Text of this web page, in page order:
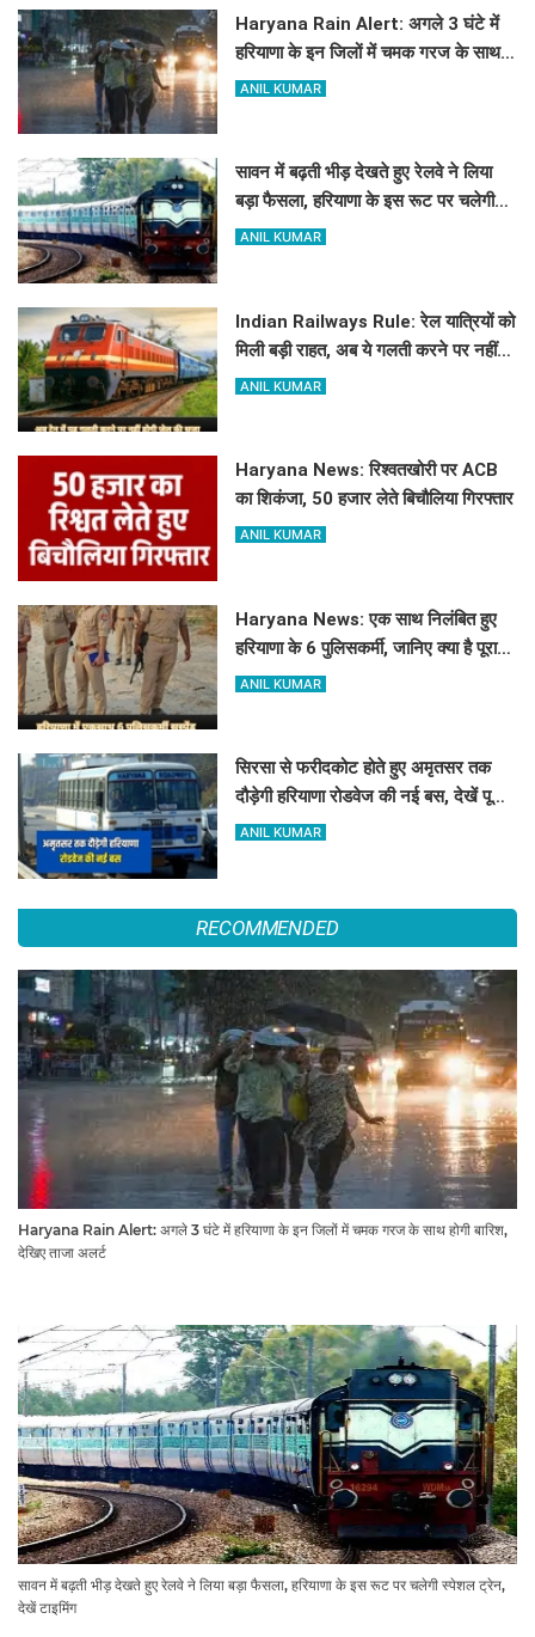
Haryana Rain Alert: अगले 3 घंटे में
हरियाणा के इन जिलों में चमक गरज के साथ
होगी बारिश, देखिए ताजा अलर्ट
ANIL KUMAR
सावन में बढ़ती भीड़ देखते हुए रेलवे ने लिया
बड़ा फैसला, हरियाणा के इस रूट पर चलेगी
स्पेशल ट्रेन, देखें टाइमिंग
ANIL KUMAR
Indian Railways Rule: रेल यात्रियों को
मिली बड़ी राहत, अब ये गलती करने पर नहीं
होगी कोई सजा
ANIL KUMAR
Haryana News: रिश्वतखोरी पर ACB
का शिकंजा, 50 हजार लेते बिचौलिया गिरफ्तार
ANIL KUMAR
Haryana News: एक साथ निलंबित हुए
हरियाणा के 6 पुलिसकर्मी, जानिए क्या है पूरा
मामला
ANIL KUMAR
सिरसा से फरीदकोट होते हुए अमृतसर तक
दौड़ेगी हरियाणा रोडवेज की नई बस, देखें पूरा
रूट और टाइम टेबल
ANIL KUMAR
RECOMMENDED
Haryana Rain Alert: अगले 3 घंटे में हरियाणा के इन जिलों में चमक गरज के साथ होगी बारिश,
देखिए ताजा अलर्ट
सावन में बढ़ती भीड़ देखते हुए रेलवे ने लिया बड़ा फैसला, हरियाणा के इस रूट पर चलेगी स्पेशल ट्रेन,
देखें टाइमिंग